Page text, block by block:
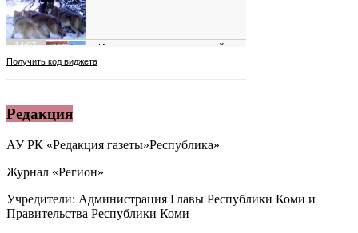
Редакция
АУ РК «Редакция газеты»Республика»
Журнал «Регион»
Учредители: Администрация Главы Республики Коми и
Правительства Республики Коми